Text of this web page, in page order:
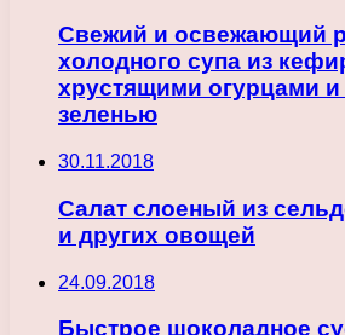
Свежий и освежающий
холодного супа из
хрустящими огурцами
зеленью
30.11.2018
Салат слоеный из
и других овощей
24.09.2018
Быстрое шоколадное